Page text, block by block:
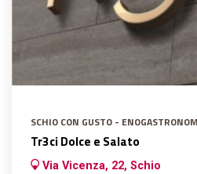
SCHIO CON GUSTO -
Tr3ci Dolce e Salato
Via Vicenza, 22, Schio